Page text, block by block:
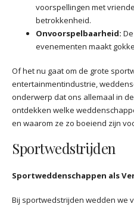
voorspellingen met
betrokkenheid.
Onvoorspelbaarheid:
evenementen maakt
Of het nu gaat om de grote
entertainmentindustrie,
onderwerp dat ons allemaal in
ontdekken welke
en waarom ze zo boeiend zijn
Sportwedstrijden
Sportweddenschappen als
Bij sportwedstrijden wedden we